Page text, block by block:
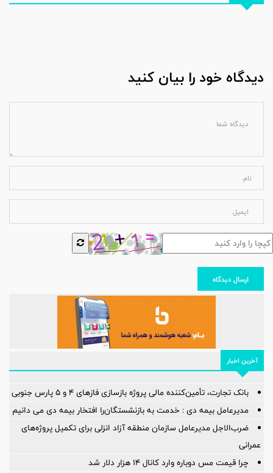
دیدگاه خود را بیان کنید
ارسال دیدگاه
آخرین اخبار
بانک تجارت، تأمین‌کننده مالی پروژه بازسازی فازهای ۴ و ۵ پارس جنوبی
مدیرعامل بیمه دی : خدمت به بازنشستگان‌را افتخار بیمه دی می دانیم
ضرب‌الاجل مدیرعامل سازمان منطقه آزاد انزلی برای تكمیل پروژه‌های
عمرانی
چرا قیمت مس دوباره وارد کانال ۱۴ هزار دلار شد